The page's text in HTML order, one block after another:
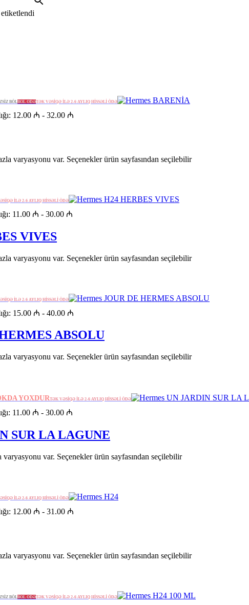
BÖLBÖL ÖDƏTƏK VƏSİQƏ İLƏ 2-6 AYLIQ HİSSƏLİ ÖDƏ
12.00 ₼ - 32.00 ₼
varyasyonu var. Seçenekler ürün sayfasından seçilebilir
İLƏ 2-6 AYLIQ HİSSƏLİ ÖDƏ
11.00 ₼ - 30.00 ₼
VIVES
varyasyonu var. Seçenekler ürün sayfasından seçilebilir
İLƏ 2-6 AYLIQ HİSSƏLİ ÖDƏ
15.00 ₼ - 40.00 ₼
ABSOLU
varyasyonu var. Seçenekler ürün sayfasından seçilebilir
YOXDURTƏK VƏSİQƏ İLƏ 2-6 AYLIQ HİSSƏLİ ÖDƏ
11.00 ₼ - 30.00 ₼
SUR LA LAGUNE
var. Seçenekler ürün sayfasından seçilebilir
İLƏ 2-6 AYLIQ HİSSƏLİ ÖDƏ
12.00 ₼ - 31.00 ₼
varyasyonu var. Seçenekler ürün sayfasından seçilebilir
BÖLBÖL ÖDƏTƏK VƏSİQƏ İLƏ 2-6 AYLIQ HİSSƏLİ ÖDƏ